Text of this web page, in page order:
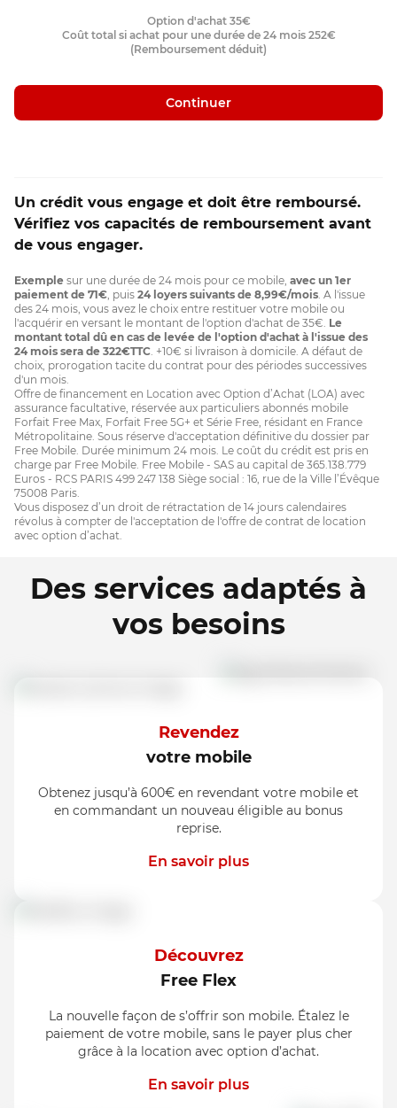
Option d'achat 35€
Coût total si achat pour une durée de 24 mois 252€
(Remboursement déduit)
Continuer
Un crédit vous engage et doit être remboursé.
Vérifiez vos capacités de remboursement avant
de vous engager.
Exemple sur une durée de 24 mois pour ce mobile, avec un 1er
paiement de 71€ , puis 24 loyers suivants de 8,99€/mois . A l'issue
des 24 mois, vous avez le choix entre restituer votre mobile ou
l'acquérir en versant le montant de l'option d'achat de 35€. Le
montant total dû en cas de levée de l'option d'achat à l'issue des
24 mois sera de 322€TTC . +10€ si livraison à domicile. A défaut de
choix, prorogation tacite du contrat pour des périodes successives
d'un mois.
Offre de financement en Location avec Option d’Achat (LOA) avec
assurance facultative, réservée aux particuliers abonnés mobile
Forfait Free Max, Forfait Free 5G+ et Série Free, résidant en France
Métropolitaine. Sous réserve d'acceptation définitive du dossier par
Free Mobile. Durée minimum 24 mois. Le coût du crédit est pris en
charge par Free Mobile. Free Mobile - SAS au capital de 365.138.779
Euros - RCS PARIS 499 247 138 Siège social : 16, rue de la Ville l’Évêque
75008 Paris.
Vous disposez d’un droit de rétractation de 14 jours calendaires
révolus à compter de l'acceptation de l'offre de contrat de location
avec option d’achat.
Des services adaptés à
vos besoins
Revendez
votre mobile
Obtenez jusqu’à 600€ en revendant votre mobile et
en commandant un nouveau éligible au bonus
reprise.
En savoir plus
Découvrez
Free Flex
La nouvelle façon de s’offrir son mobile. Étalez le
paiement de votre mobile, sans le payer plus cher
grâce à la location avec option d’achat.
En savoir plus